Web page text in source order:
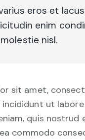
eros et
enim
nisl.
sit amet,
ut
quis
commodo